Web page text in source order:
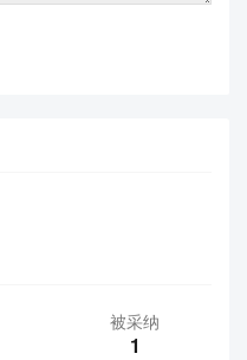
被采纳
1